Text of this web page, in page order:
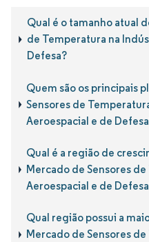
Qual é o tamanho atual
de Temperatura na
Defesa?
Quem são os principais
Sensores de
Aeroespacial e de
Qual é a região de
Mercado de Sensores
Aeroespacial e de
Qual região possui a
Mercado de Sensores